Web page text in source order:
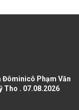
Đôminicô Phạm Văn
Tho . 07.08.2026